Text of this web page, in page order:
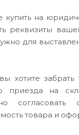
купить на
реквизиты
для
хотите забрать
приезда на
товара и